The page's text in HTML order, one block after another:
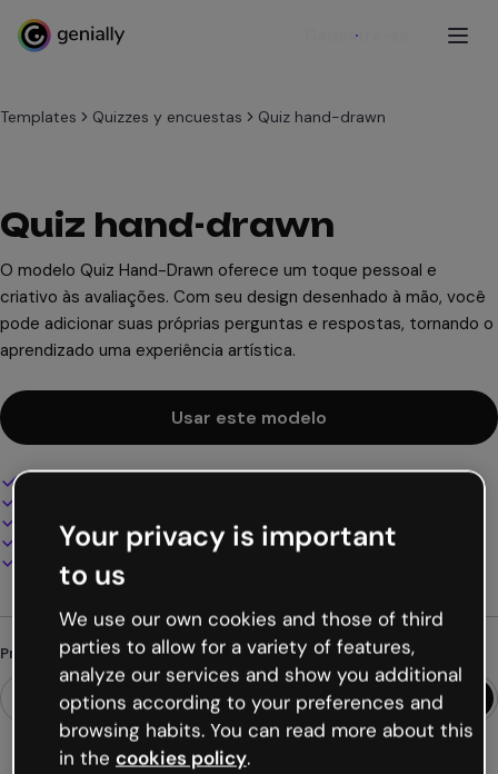
Cadastre-se
Templates Quizzes y encuestas Quiz hand-drawn
Quiz hand-drawn
O modelo Quiz Hand-Drawn oferece um toque pessoal e
criativo às avaliações. Com seu design desenhado à mão, você
pode adicionar suas próprias perguntas e respostas, tornando o
aprendizado uma experiência artística.
Usar este modelo
Design interativo e animado
Adicione áudio, vídeo e multimídia
Apresente, compartilhe ou publique online
Baixe em PDF, MP4 e outros formatos
Procurando algo diferente?
Your privacy is important
to us
We use our own cookies and those of third
parties to allow for a variety of features,
analyze our services and show you additional
options according to your preferences and
browsing habits. You can read more about this
in the cookies policy.